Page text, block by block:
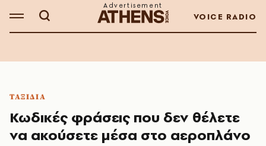
VOICE RADIO
ΤΑΞΙΔΙΑ
Κωδικές φράσεις που δεν θέλετε
να ακούσετε μέσα στο αεροπλάνο